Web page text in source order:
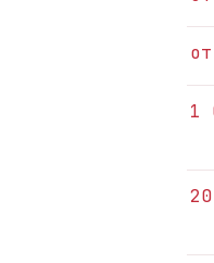
1